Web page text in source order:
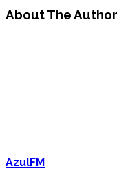
About The Author
AzulFM